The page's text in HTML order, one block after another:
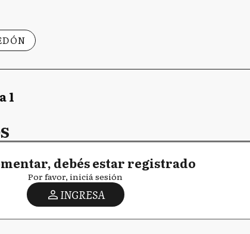
1
debés estar registrado
Por favor, iniciá sesión
INGRESA